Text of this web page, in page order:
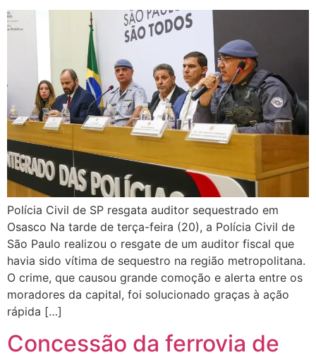
Polícia Civil de SP resgata auditor sequestrado em
Osasco Na tarde de terça-feira (20), a Polícia Civil de
São Paulo realizou o resgate de um auditor fiscal que
havia sido vítima de sequestro na região metropolitana.
O crime, que causou grande comoção e alerta entre os
moradores da capital, foi solucionado graças à ação
rápida […]
Concessão da ferrovia de